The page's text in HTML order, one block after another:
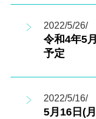
2022/5/26/
令和4年5
予定
2022/5/16/
5月16日(